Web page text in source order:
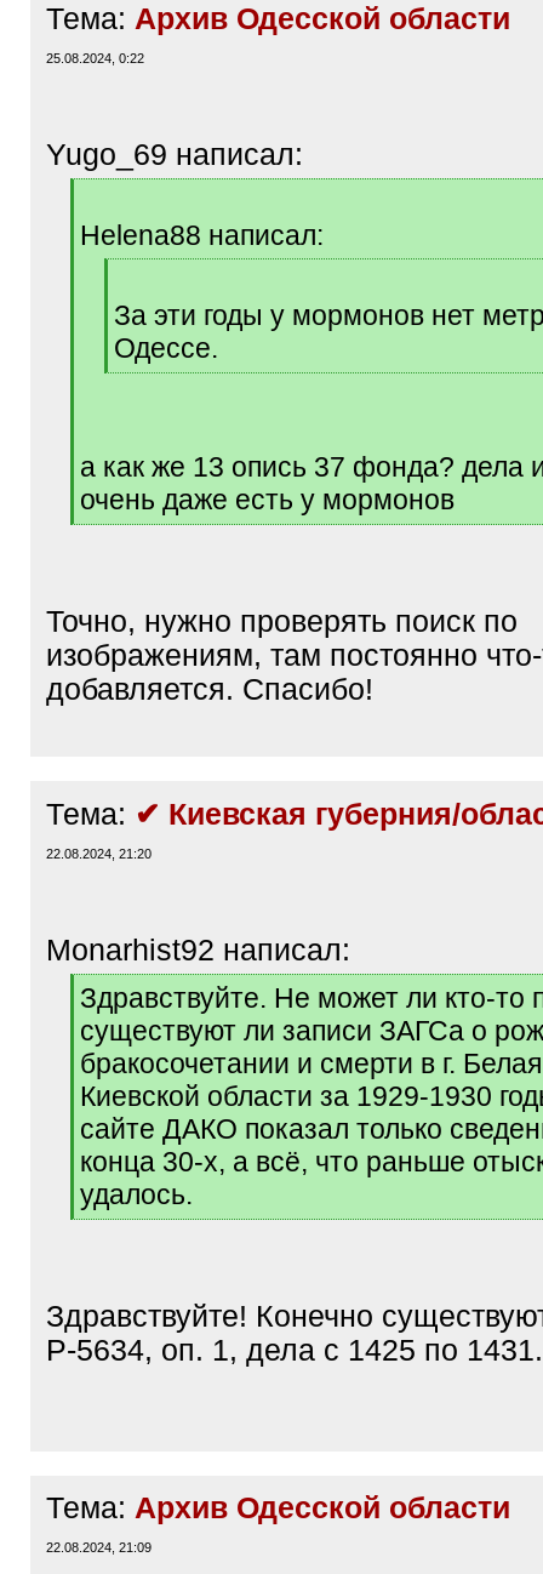
Тема: Архив Одесской области
25.08.2024, 0:22
Yugo_69 написал:
Helena88 написал:
]За эти годы у мормонов нет
Одессе.
[
а как же 13 опись 37 фонда? дела
очень даже есть у мормонов
[
Точно, нужно проверять поиск по
изображениям, там постоянно
добавляется. Спасибо!
Тема: ✔ Киевская губерния/
22.08.2024, 21:20
Monarhist92 написал:
[
q
]
Здравствуйте. Не может ли кто-то
существуют ли записи ЗАГСа о
бракосочетании и смерти в г.
Киевской области за 1929-1930
сайте ДАКО показал только
конца 30-х, а всё, что раньше
удалось.
[
Здравствуйте! Конечно
Р-5634, оп. 1, дела с 1425 по 1431.
Тема: Архив Одесской области
22.08.2024, 21:09